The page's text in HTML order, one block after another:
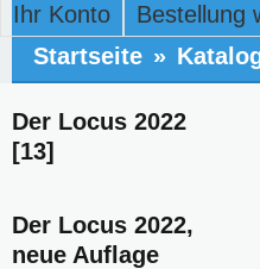
Ihr Konto
Bestellung
Startseite »
Der Locus 2022
[13]
Der Locus 2022,
neue Auflage